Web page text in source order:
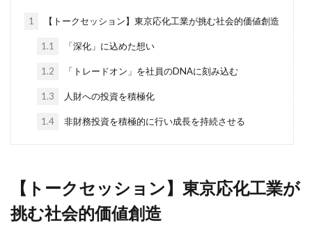
1 【トークセッション】東京応化工業が挑む社会的価値創造
1.1 「深化」に込めた想い
1.2 「トレードオン」を社員のDNAに刻み込む
1.3 人財への投資を積極化
1.4 非財務投資を積極的に行い成長を持続させる
【トークセッション】東京応化工業が
挑む社会的価値創造